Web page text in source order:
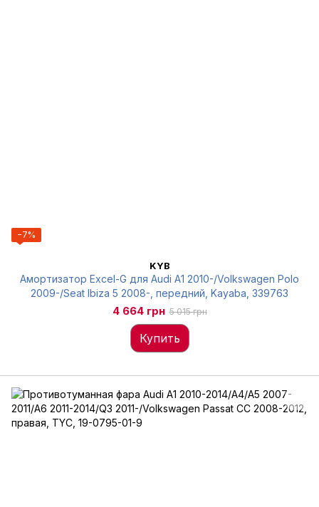
−7%
KYB
Амортизатор Excel-G для Audi A1 2010-/Volkswagen Polo
2009-/Seat Ibiza 5 2008-, передний, Kayaba, 339763
4 664 грн 5 015 грн
Купить